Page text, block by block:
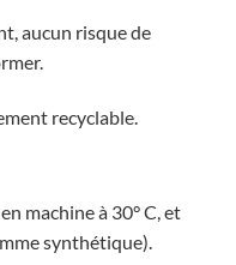
aucun risque de
recyclable.
machine à 30° C, et
synthétique).